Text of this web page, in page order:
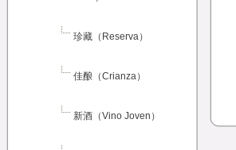
珍藏（Reserva）
佳酿（Crianza）
新酒（Vino Joven）